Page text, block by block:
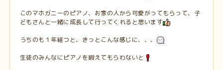
このマホガニーのピアノ、お家の人から可愛がってもらって、子
どもさんと一緒に成長して行ってくれると思います
うちのも１年経つと、きっとこんな感じに、、、
生徒のみんなにピアノを鍛えてもらわないと